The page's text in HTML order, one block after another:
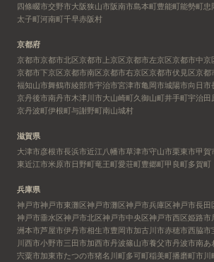
四條畷市交野市大阪狭山市阪南市島本町豊能町能勢町忠
太子町河南町千早赤阪村
京都府
京都市京都市北区京都市上京区京都市左京区京都市中京
京都市下京区京都市南区京都市右京区京都市伏見区京都
福知山市舞鶴市綾部市宇治市宮津市亀岡市城陽市向日市
京丹後市南丹市木津川市大山崎町久御山町井手町宇治田
京丹波町伊根町与謝野町南山城村
滋賀県
大津市彦根市長浜市近江八幡市草津市守山市栗東市甲賀
東近江市米原市日野町竜王町愛荘町豊郷町甲良町多賀町
兵庫県
神戸市神戸市東灘区神戸市灘区神戸市兵庫区神戸市長田
神戸市垂水区神戸市北区神戸市中央区神戸市西区姫路市
洲本市芦屋市伊丹市相生市豊岡市加古川市赤穂市西脇市
川西市小野市三田市加西市丹波篠山市養父市丹波市南あ
宍粟市加東市たつの市猪名川町多可町稲美町播磨町市川